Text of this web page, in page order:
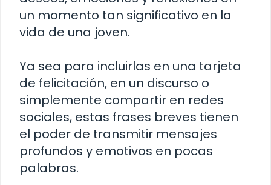
un momento tan significativo en la
vida de una joven.
Ya sea para incluirlas en una tarjeta
de felicitación, en un discurso o
simplemente compartir en redes
sociales, estas frases breves tienen
el poder de transmitir mensajes
profundos y emotivos en pocas
palabras.